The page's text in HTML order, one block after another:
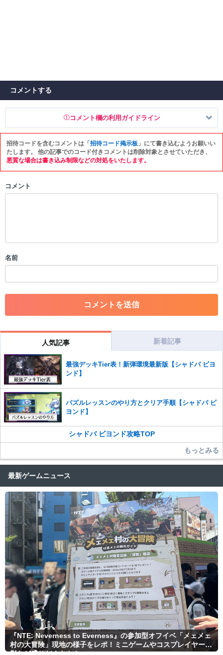
コメントする
コメント欄の利用ガイドライン
以下の書き込みを禁止とし、場合によってはコメント削除や書き込み制
限を行う可能性がございます。 あらかじめご了承ください。
・スパムなど、記事内容と関係のない投稿
・その他、管理者が不適切と判断した投稿
コメントの削除を申請する ※投稿内容を確認後、順次対応さ
※一度削除したコメントは復元ができませんのでご注意くだ
また、過度な利用規約の違反や、弊社に損害の及ぶ内容の書き込みがあ
った場合は、法的措置をとらせていただく場合もございますので、あら
かじめご理解くださいませ。
招待コードを含むコメントは「招待コード掲示板 」にて書き込むようお願いい
たします。 他の記事でのコード付きコメントは削除対象とさせていただき、
悪質な場合は書き込み制限などの対処をいたします。
コメント
名前
人気記事 新着記事
最強デッキTier表！新弾環境最新版【シャドバ ビヨ
ンド】
パズルレッスンのやり方とクリア手順【シャドバ ビ
ヨンド】
シャドバ ビヨンド攻略TOP
もっとみる
最新ゲームニュース
『NTE: Neverness to Everness』の参加型オフイベ「メェメェ
村の大冒険」現地の様子をレポ！ミニゲームやコスプレイヤー撮